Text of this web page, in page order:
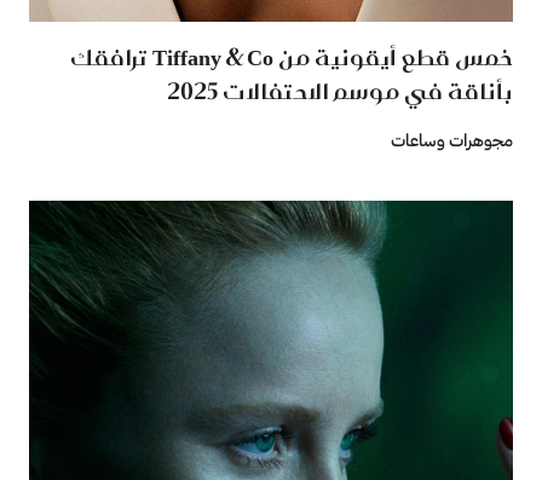
خمس قطع أيقونية من Tiffany & Co ترافقك
بأناقة في موسم الاحتفالات 2025
مجوهرات وساعات